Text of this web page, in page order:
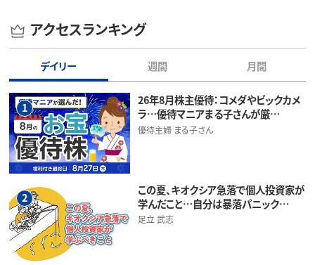
アクセスランキング
デイリー 週間 月間
1
26年8月株主優待：コメダやビックカメ
ラ…優待マニアまる子さんが厳…
優待主婦 まる子さん
2
この夏、キオクシア急落で個人投資家が
学んだこと…自分は暴落パニック…
足立 武志